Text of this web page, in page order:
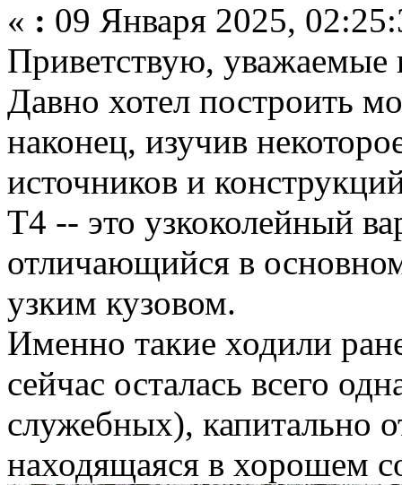
« : 09 Января 2025,
Приветствую, уважаемые
Давно хотел построить
наконец, изучив
источников и
Т4 -- это узкоколейный
отличающийся в
узким кузовом.
Именно такие ходили
сейчас осталась всего
служебных), капитально
находящаяся в хорошем